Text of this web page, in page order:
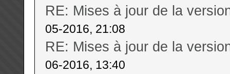
RE: Mises à jour de la
05-2016, 21:08
RE: Mises à jour de la
06-2016, 13:40